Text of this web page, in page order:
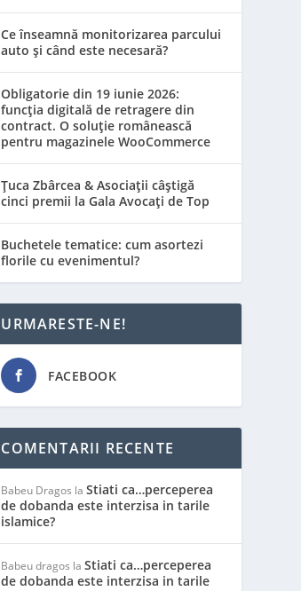
Ce înseamnă monitorizarea parcului
auto și când este necesară?
Obligatorie din 19 iunie 2026:
funcția digitală de retragere din
contract. O soluție românească
pentru magazinele WooCommerce
Țuca Zbârcea & Asociații câștigă
cinci premii la Gala Avocați de Top
Buchetele tematice: cum asortezi
florile cu evenimentul?
URMARESTE-NE!
FACEBOOK
COMENTARII RECENTE
Babeu Dragos laStiati ca…perceperea
de dobanda este interzisa in tarile
islamice?
Babeu dragos laStiati ca…perceperea
de dobanda este interzisa in tarile